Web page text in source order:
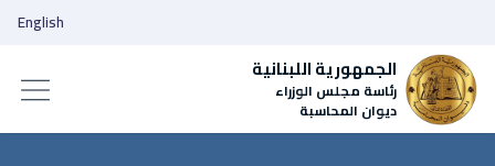
الجمهورية اللبنانية
رئاسة مجلس الوزراء
ديوان المحاسبة
English